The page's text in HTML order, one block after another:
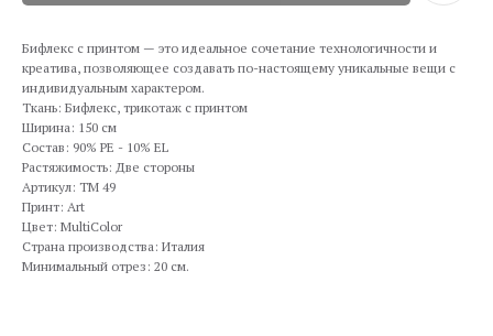
Бифлекс с принтом — это идеальное сочетание технологичности и
креатива, позволяющее создавать по-настоящему уникальные вещи с
индивидуальным характером.
Ткань: Бифлекс, трикотаж с принтом
Ширина: 150 см
Состав: 90% PE - 10% EL
Растяжимость: Две стороны
Артикул: TM 49
Принт: Art
Цвет: MultiColor
Страна производства: Италия
Минимальный отрез: 20 см.